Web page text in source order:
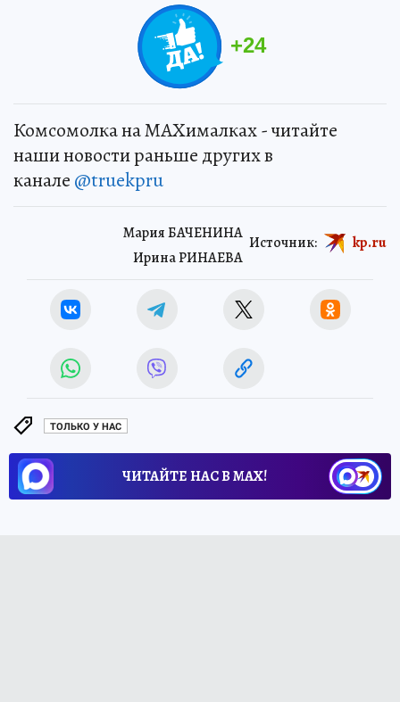
+24
Комсомолка на MAXималках - читайте
наши новости раньше других в
канале @truekpru
Мария БАЧЕНИНА
Ирина РИНАЕВА
Источник: kp.ru
ТОЛЬКО У НАС
ЧИТАЙТЕ НАС В МАХ!